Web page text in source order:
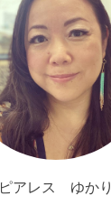
ピアレス ゆかり